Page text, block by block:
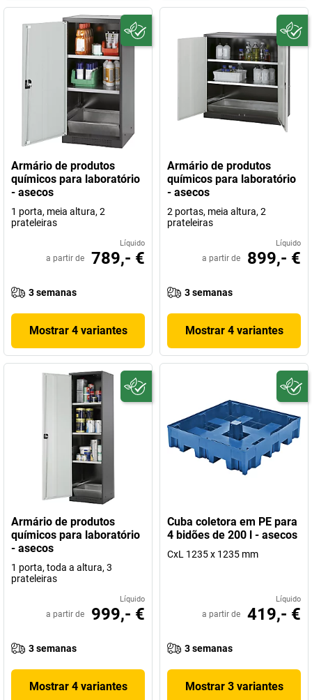
Armário de produtos
químicos para laboratório
- asecos
1 porta, meia altura, 2
prateleiras
Líquido
a partir de 789,- €
3 semanas
Mostrar 4 variantes
Armário de produtos
químicos para laboratório
- asecos
2 portas, meia altura, 2
prateleiras
Líquido
a partir de 899,- €
3 semanas
Mostrar 4 variantes
Armário de produtos
químicos para laboratório
- asecos
1 porta, toda a altura, 3
prateleiras
Líquido
a partir de 999,- €
3 semanas
Mostrar 4 variantes
Cuba coletora em PE para
4 bidões de 200 l - asecos
CxL 1235 x 1235 mm
Líquido
a partir de 419,- €
3 semanas
Mostrar 3 variantes